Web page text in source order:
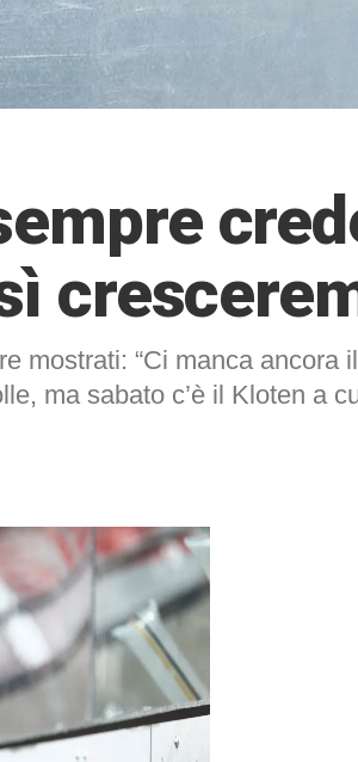
mostrati: “Ci manca ancora
ma sabato c’è il Kloten a